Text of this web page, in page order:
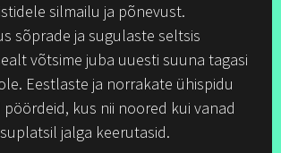
silmailu ja põnevust.
sõprade ja sugulaste seltsis
võtsime juba uuesti suuna tagasi
Eestlaste ja norrakate ühispidu
kus nii noored kui vanad
jalga keerutasid.